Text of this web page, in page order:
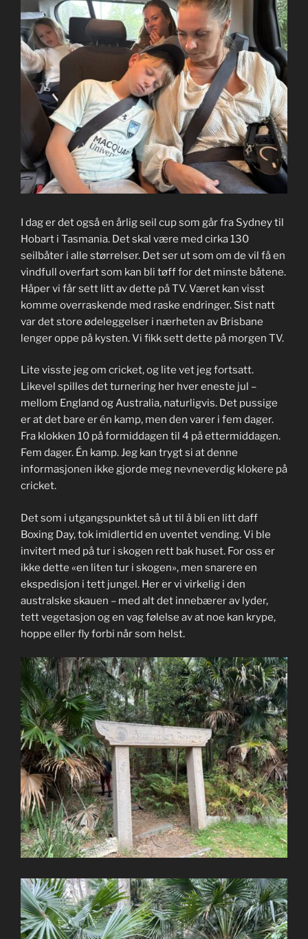
I dag er det også en årlig seil cup som går fra Sydney til
Hobart i Tasmania. Det skal være med cirka 130
seilbåter i alle størrelser. Det ser ut som om de vil få en
vindfull overfart som kan bli tøff for det minste båtene.
Håper vi får sett litt av dette på TV. Været kan visst
komme overraskende med raske endringer. Sist natt
var det store ødeleggelser i nærheten av Brisbane
lenger oppe på kysten. Vi fikk sett dette på morgen TV.
Lite visste jeg om cricket, og lite vet jeg fortsatt.
Likevel spilles det turnering her hver eneste jul –
mellom England og Australia, naturligvis. Det pussige
er at det bare er én kamp, men den varer i fem dager.
Fra klokken 10 på formiddagen til 4 på ettermiddagen.
Fem dager. Én kamp. Jeg kan trygt si at denne
informasjonen ikke gjorde meg nevneverdig klokere på
cricket.
Det som i utgangspunktet så ut til å bli en litt daff
Boxing Day, tok imidlertid en uventet vending. Vi ble
invitert med på tur i skogen rett bak huset. For oss er
ikke dette «en liten tur i skogen», men snarere en
ekspedisjon i tett jungel. Her er vi virkelig i den
australske skauen – med alt det innebærer av lyder,
tett vegetasjon og en vag følelse av at noe kan krype,
hoppe eller fly forbi når som helst.